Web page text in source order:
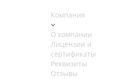
Компания
О компании
Лицензии и
сертификаты
Реквизиты
Отзывы